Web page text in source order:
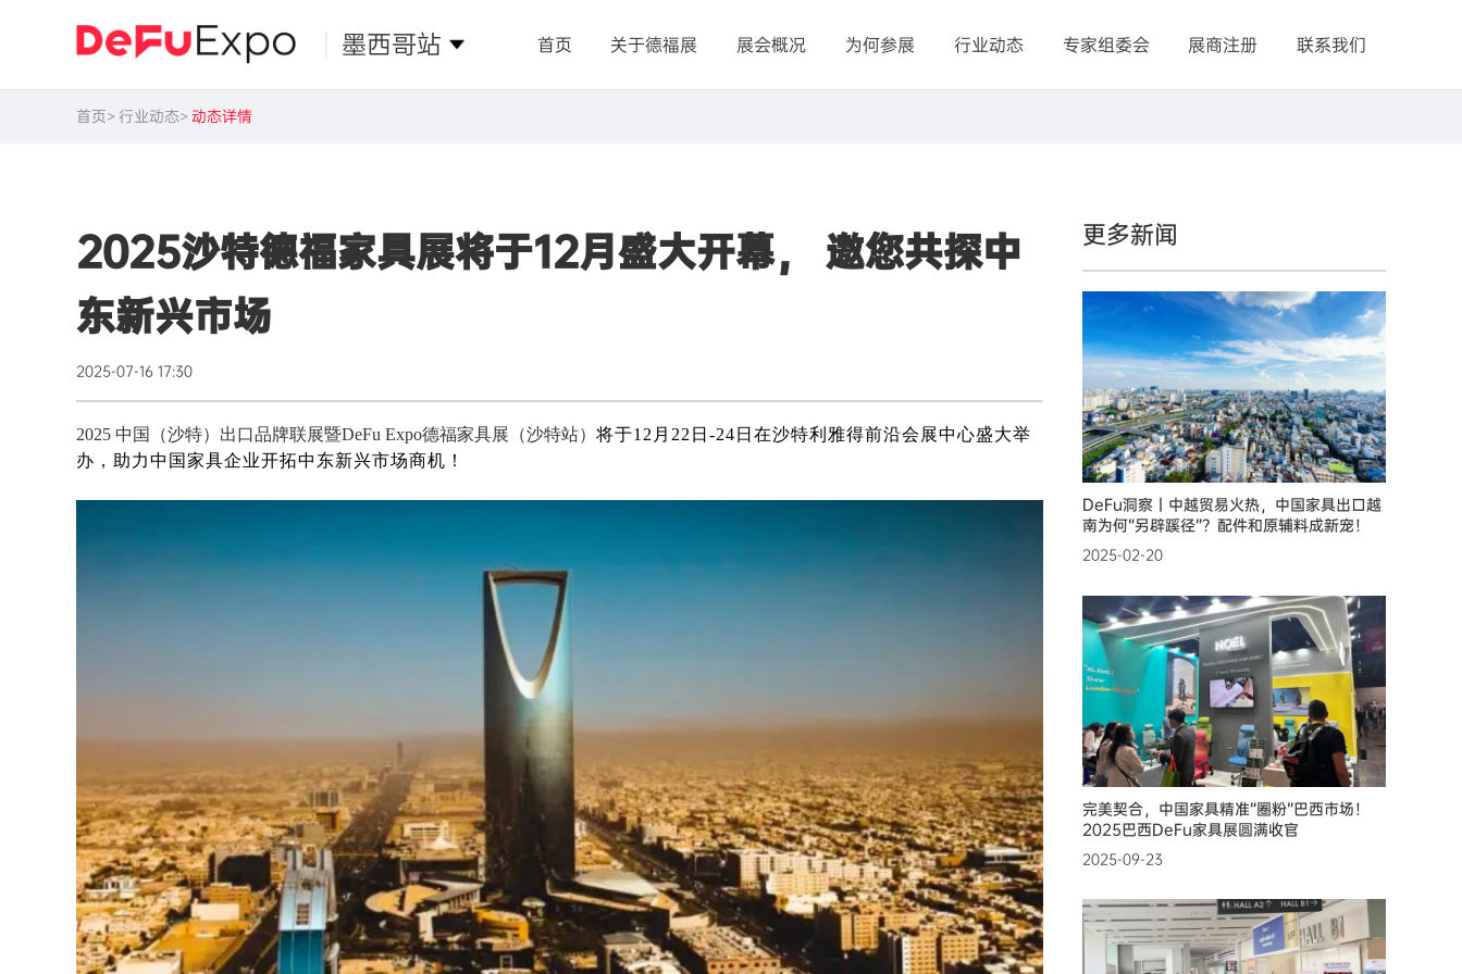
墨西哥站 首页 关于德福展 展会概况 为何参展 行业动态 专家组委会 展商注册 联系我们
首页 行业动态 动态详情
2025沙特德福家具展将于12月盛大开幕， 邀您共探中
东新兴市场
2025-07-16 17:30
2025 中国（沙特）出口品牌联展暨DeFu Expo德福家具展（沙特站） 将于12 月 22 日 -24 日 在沙特利雅得前沿会展中心盛大举
办 ， 助力中国家具企业开拓中东新兴市场商机 ！
更多新闻
DeFu洞察丨中越贸易火热，中国家具出口越
南为何“另辟蹊径”？配件和原辅料成新宠！
2025-02-20
完美契合，中国家具精准“圈粉”巴西市场！
2025巴西DeFu家具展圆满收官
2025-09-23